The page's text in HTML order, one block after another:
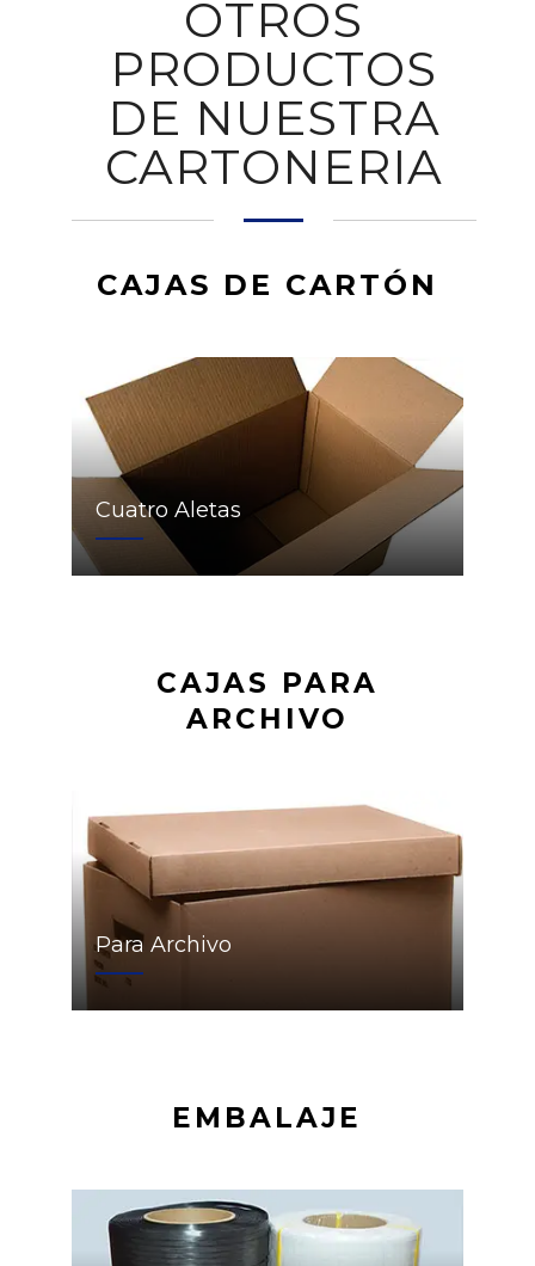
OTROS
PRODUCTOS
DE NUESTRA
CARTONERIA
CAJAS DE CARTÓN
Cuatro Aletas
CAJAS PARA
ARCHIVO
Para Archivo
EMBALAJE